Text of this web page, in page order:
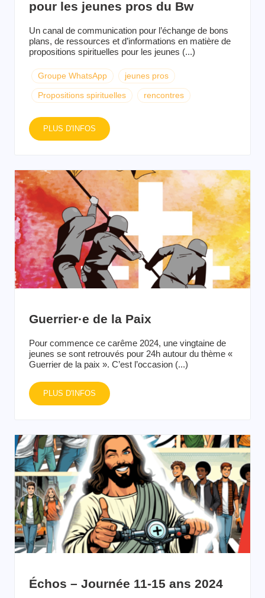
pour les jeunes pros du Bw
Un canal de communication pour l’échange de bons
plans, de ressources et d’informations en matière de
propositions spirituelles pour les jeunes (...)
Groupe WhatsApp jeunes pros
Propositions spirituelles rencontres
PLUS D'INFOS
Guerrier·e de la Paix
Pour commence ce carême 2024, une vingtaine de
jeunes se sont retrouvés pour 24h autour du thème «
Guerrier de la paix ». C’est l’occasion (...)
PLUS D'INFOS
Échos – Journée 11-15 ans 2024